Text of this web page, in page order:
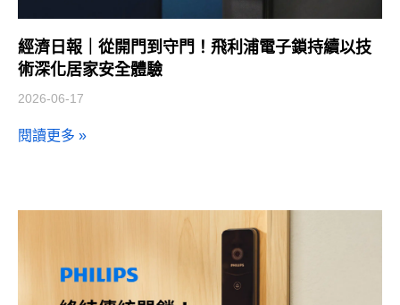
經濟日報｜從開門到守門！飛利浦電子鎖持續以技
術深化居家安全體驗
2026-06-17
閱讀更多 »